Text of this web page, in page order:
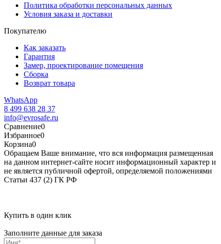
Политика обработки персональных данных
Условия заказа и доставки
Покупателю
Как заказать
Гарантия
Замер, проектирование помещения
Сборка
Возврат товара
WhatsApp
8 499 638 28 37
info@evrosafe.ru
Сравнение0
Избранное0
Корзина0
Обращаем Ваше внимание, что вся информация размещенная
на данном интернет-сайте носит информационный характер и
не является публичной офертой, определяемой положениями
Статьи 437 (2) ГК РФ
Купить в один клик
Заполните данные для заказа